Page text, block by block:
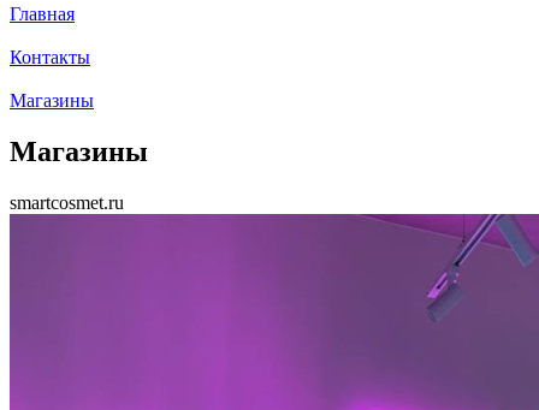
Главная
Контакты
Магазины
Магазины
smartcosmet.ru